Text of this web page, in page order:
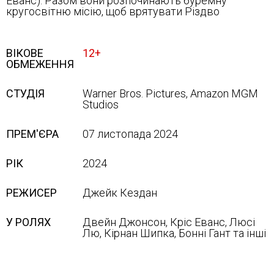
кругосвітню місію, щоб врятувати Різдво
ВІКОВЕ
ОБМЕЖЕННЯ
12+
СТУДІЯ
Warner Bros. Pictures, Amazon MGM
Studios
ПРЕМ'ЄРА 07 листопада 2024
РІК 2024
РЕЖИСЕР Джейк Кездан
У РОЛЯХ
Двейн Джонсон, Кріс Еванс, Люсі
Лю, Кірнан Шипка, Бонні Гант та інші